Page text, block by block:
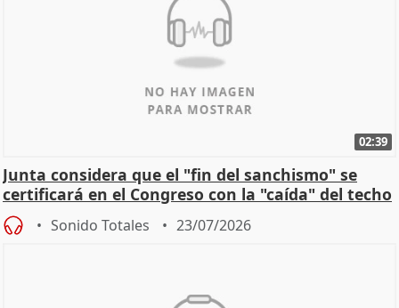
02:39
Junta considera que el "fin del sanchismo" se
certificará en el Congreso con la "caída" del techo
de
Sonido Totales 23/07/2026